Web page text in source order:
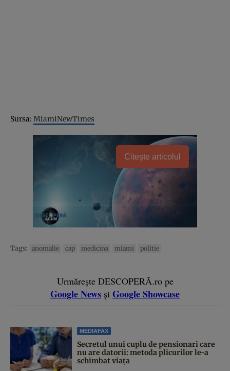
Sursa: MiamiNewTimes
Citește articolul
Tags: anomalie cap medicina miami politie
Urmărește DESCOPERĂ.ro pe
Google News și Google Showcase
MEDIAFAX
Secretul unui cuplu de pensionari care
nu are datorii: metoda plicurilor le-a
schimbat viața